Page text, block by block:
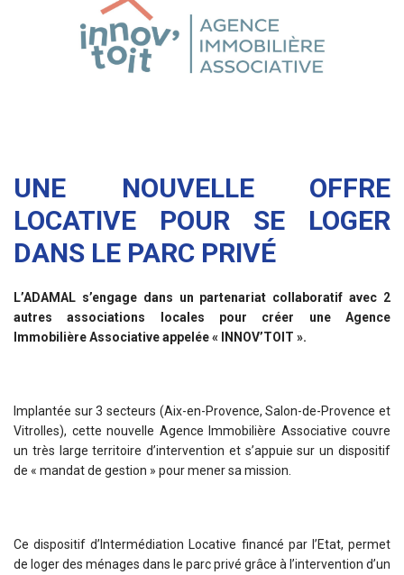
UNE NOUVELLE OFFRE
LOCATIVE POUR SE LOGER
DANS LE PARC PRIVÉ
L’ADAMAL s’engage dans un partenariat collaboratif avec 2
autres associations locales pour créer une Agence
Immobilière Associative appelée « INNOV’TOIT ».
Implantée sur 3 secteurs (Aix-en-Provence, Salon-de-Provence et
Vitrolles), cette nouvelle Agence Immobilière Associative couvre
un très large territoire d’intervention et s’appuie sur un dispositif
de « mandat de gestion » pour mener sa mission.
Ce dispositif d’Intermédiation Locative financé par l’Etat, permet
de loger des ménages dans le parc privé grâce à l’intervention d’un